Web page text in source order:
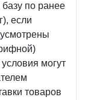
по ранее
если
могут
товаров